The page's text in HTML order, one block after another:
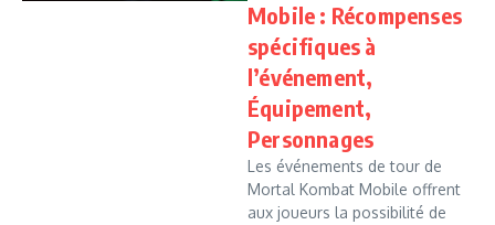
Mobile : Récompenses
spécifiques à
l’événement,
Équipement,
Personnages
Les événements de tour de
Mortal Kombat Mobile offrent
aux joueurs la possibilité de